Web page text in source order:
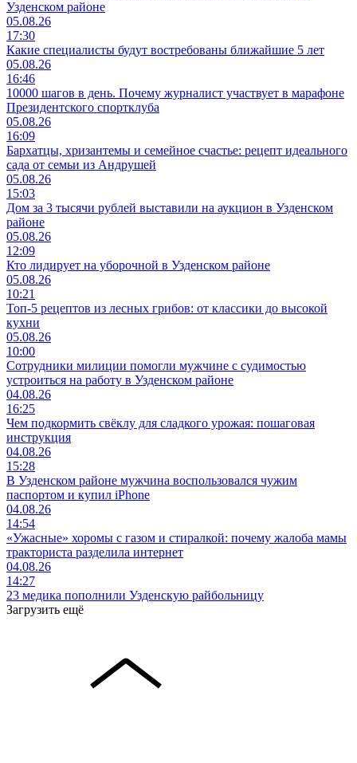
Узденском районе
05.08.26
17:30
Какие специалисты будут востребованы ближайшие 5 лет
05.08.26
16:46
10000 шагов в день. Почему журналист участвует в марафоне
Президентского спортклуба
05.08.26
16:09
Бархатцы, хризантемы и семейное счастье: рецепт идеального
сада от семьи из Андрушей
05.08.26
15:03
Дом за 3 тысячи рублей выставили на аукцион в Узденском
районе
05.08.26
12:09
Кто лидирует на уборочной в Узденском районе
05.08.26
10:21
Топ-5 рецептов из лесных грибов: от классики до высокой
кухни
05.08.26
10:00
Сотрудники милиции помогли мужчине с судимостью
устроиться на работу в Узденском районе
04.08.26
16:25
Чем подкормить свёклу для сладкого урожая: пошаговая
инструкция
04.08.26
15:28
В Узденском районе мужчина воспользовался чужим
паспортом и купил iPhone
04.08.26
14:54
«Ужасные» хоромы с газом и стиралкой: почему жалоба мамы
тракториста разделила интернет
04.08.26
14:27
23 медика пополнили Узденскую райбольницу
Загрузить ещё